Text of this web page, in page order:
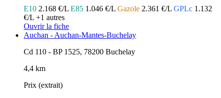
E10 2.168 €/L E85 1.046 €/L Gazole 2.361 €/L GPLc 1.132
€/L +1 autres
Ouvrir la fiche
Auchan - Auchan-Mantes-Buchelay
Cd 110 - BP 1525, 78200 Buchelay
4,4 km
Prix (extrait)